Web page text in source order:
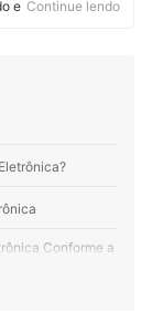
e atualizando
Continue lendo
Conforme a